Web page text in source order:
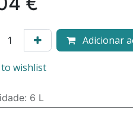
Adicionar
to wishlist
: 6 L